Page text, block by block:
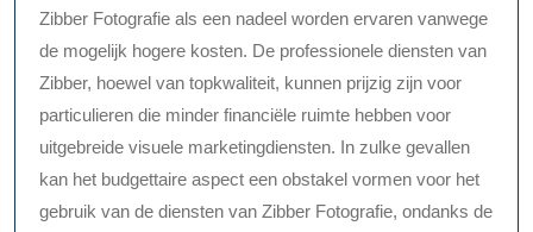
Zibber Fotografie als een nadeel worden ervaren vanwege
de mogelijk hogere kosten. De professionele diensten van
Zibber, hoewel van topkwaliteit, kunnen prijzig zijn voor
particulieren die minder financiële ruimte hebben voor
uitgebreide visuele marketingdiensten. In zulke gevallen
kan het budgettaire aspect een obstakel vormen voor het
gebruik van de diensten van Zibber Fotografie, ondanks de